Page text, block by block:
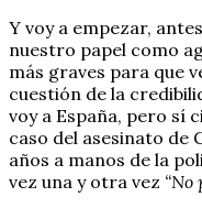
Y voy a empezar,
nuestro papel como
más graves para que
cuestión de la
voy a España, pero sí
caso del asesinato de
años a manos de la
vez una y otra vez “No